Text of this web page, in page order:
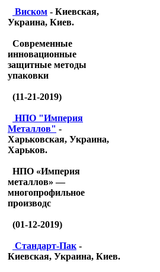
Виском - Киевская,
Украина, Киев.
Современные
инновационные
защитные методы
упаковки
(11-21-2019)
НПО "Империя
Металлов" -
Харьковская, Украина,
Харьков.
НПО «Империя
металлов» —
многопрофильное
производс
(01-12-2019)
Стандарт-Пак -
Киевская, Украина, Киев.